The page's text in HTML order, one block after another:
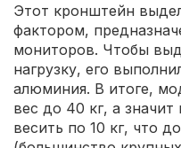
Этот кронштейн
фактором,
мониторов. Чтобы
нагрузку, его
алюминия. В итоге,
вес до 40 кг, а
весить по 10 кг, что